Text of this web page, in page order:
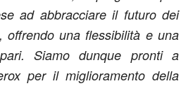
ad abbracciare il futuro dei
offrendo una flessibilità e una
Siamo dunque pronti a
per il miglioramento della